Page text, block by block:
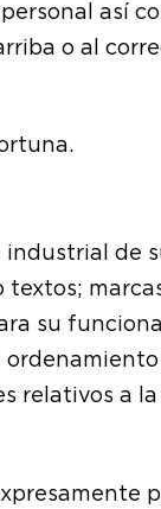
así
o al
de
su
relativos a